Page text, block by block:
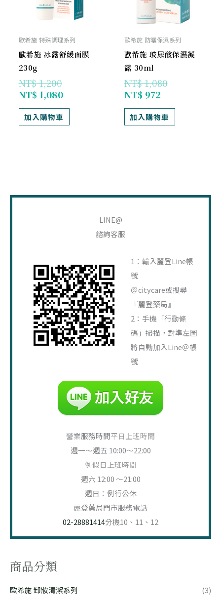
歐希施 特殊調理系列
歐希施 冰露舒緩面膜
230g
NT$1,200
NT$ 1,080
加入購物車
歐希施 防曬保濕系列
歐希施 玻尿酸保濕凝
露 30ml
NT$1,080
NT$ 972
加入購物車
LINE@
諮詢客服
1：輸入麗登Line帳
號
＠citycare或搜尋
『麗登藥局』
2：手機「行動條
碼」掃描，對準左圖
將自動加入Line＠帳
號
營業服務時間平日上班時間
週一～週五 10:00～22:00
例假日上班時間
週六 12:00 ～21:00
週日：例行公休
麗登藥局門市服務電話
02-28881414分機10、11、12
商品分類
歐希施 卸妝清潔系列
(3)